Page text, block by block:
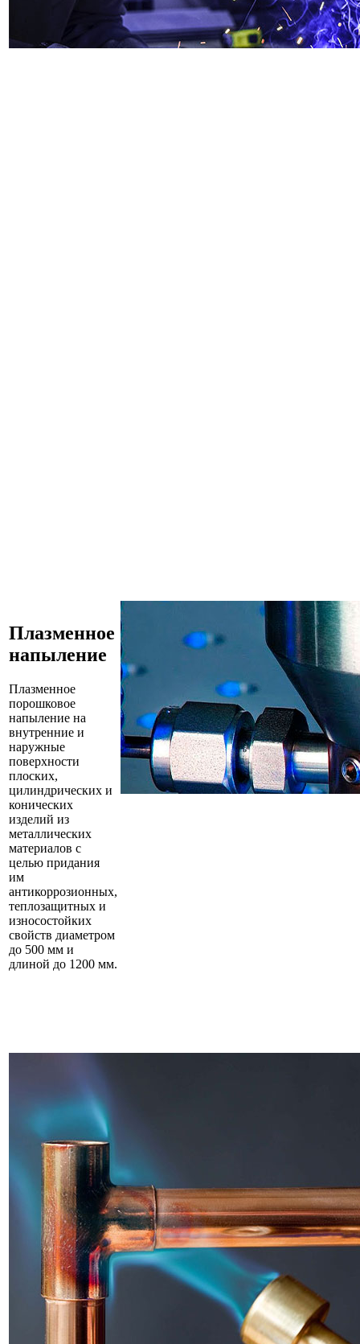
Плазменное
напыление
Плазменное
порошковое
напыление на
внутренние и
наружные
поверхности
плоских,
цилиндрических и
конических
изделий из
металлических
материалов с
целью придания
им
антикоррозионных,
теплозащитных и
износостойких
свойств диаметром
до 500 мм и
длиной до 1200 мм.